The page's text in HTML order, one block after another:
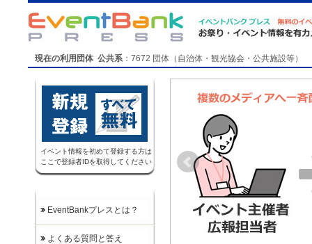
現在の利用団体 公共系： 7672 団体（自治体・観光協会・公共施設等）
イベント情報を初めて登録する方は
ここで登録者IDを取得してください
EventBankプレスとは？
よくある質問と答え